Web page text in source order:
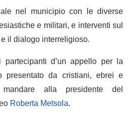
nel municipio con le diverse
e militari, e interventi sul
e il dialogo interreligioso.
partecipanti d’un appello per la
da cristiani, ebrei e
alla presidente del
Roberta Metsola.